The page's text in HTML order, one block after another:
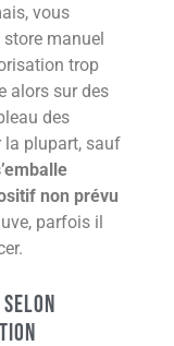
vous
store manuel
trop
alors sur des
des
plupart, sauf
non prévu
parfois il